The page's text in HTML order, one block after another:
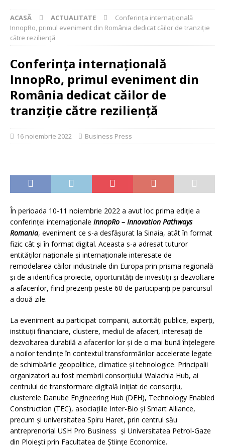
ACASĂ ACTUALITATE
Conferința internațională
InnopRo, primul eveniment din România dedicat căilor de tranziție
către reziliență
Conferința internațională
InnopRo, primul eveniment din
România dedicat căilor de
tranziție către reziliență
16 noiembrie 2022 Business Press
În perioada 10-11 noiembrie 2022 a avut loc prima ediție a
conferinței internaționale InnopRo – Innovation Pathways
Romania, eveniment ce s-a desfășurat la Sinaia, atât în format
fizic cât și în format digital. Aceasta s-a adresat tuturor
entităților naționale și internaționale interesate de
remodelarea căilor industriale din Europa prin prisma regională
și de a identifica proiecte, oportunități de investiții și dezvoltare
a afacerilor, fiind prezenți peste 60 de participanți pe parcursul
a două zile.
La eveniment au participat companii, autorități publice, experți,
instituții financiare, clustere, mediul de afaceri, interesați de
dezvoltarea durabilă a afacerilor lor și de o mai bună înțelegere
a noilor tendințe în contextul transformărilor accelerate legate
de schimbările geopolitice, climatice și tehnologice. Principalii
organizatori au fost membrii consorțiului Walachia Hub, ai
centrului de transformare digitală inițiat de consorțiu,
clusterele Danube Engineering Hub (DEH), Technology Enabled
Construction (TEC), asociațiile Inter-Bio și Smart Alliance,
precum și universitatea Spiru Haret, prin centrul său
antreprenorial USH Pro Business și Universitatea Petrol-Gaze
din Ploiești prin Facultatea de Științe Economice.